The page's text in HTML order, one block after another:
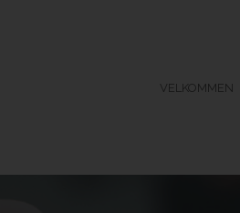
VELKOMMEN